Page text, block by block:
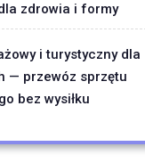
zdrowia i formy
i turystyczny dla
— przewóz sprzętu
bez wysiłku